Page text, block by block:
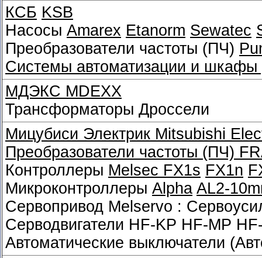
КСБ KSB
Насосы Amarex Etanorm Sewatec
Преобразователи частоты (ПЧ)
Системы автоматизации и шкафы
МДЭКС MDEXX
Трансформаторы Дроссели
Мицубиси Электрик Mitsubishi
Преобразователи частоты (ПЧ)
Контроллеры Melsec FX1s FX1n
Микроконтроллеры Alpha AL2-
Сервопривод Melservo :
Серводвигатели HF-KP HF-MP
Автоматические выключатели